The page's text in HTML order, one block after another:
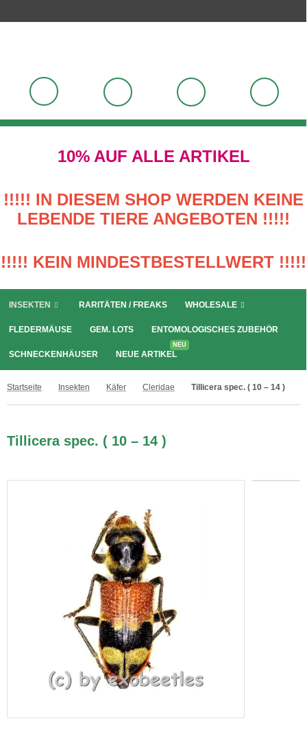
10% AUF ALLE ARTIKEL
!!!!! IN DIESEM SHOP WERDEN KEINE
LEBENDE TIERE ANGEBOTEN !!!!!
!!!!! KEIN MINDESTBESTELLWERT !!!!!
INSEKTEN RARITÄTEN / FREAKS WHOLESALE
FLEDERMÄUSE GEM. LOTS ENTOMOLOGISCHES ZUBEHÖR
SCHNECKENHÄUSER NEUE ARTIKEL
NEU
Startseite Insekten Käfer Cleridae Tillicera spec. ( 10 – 14 )
Tillicera spec. ( 10 – 14 )